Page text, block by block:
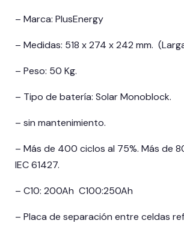
– Marca: PlusEnergy
– Medidas: 518 x 274 x 242 mm.
– Peso: 50 Kg.
– Tipo de batería: Solar Monoblock.
– sin mantenimiento.
– Más de 400 ciclos al 75%. Más de
IEC 61427.
– C10: 200Ah C100:250Ah
– Placa de separación entre celdas